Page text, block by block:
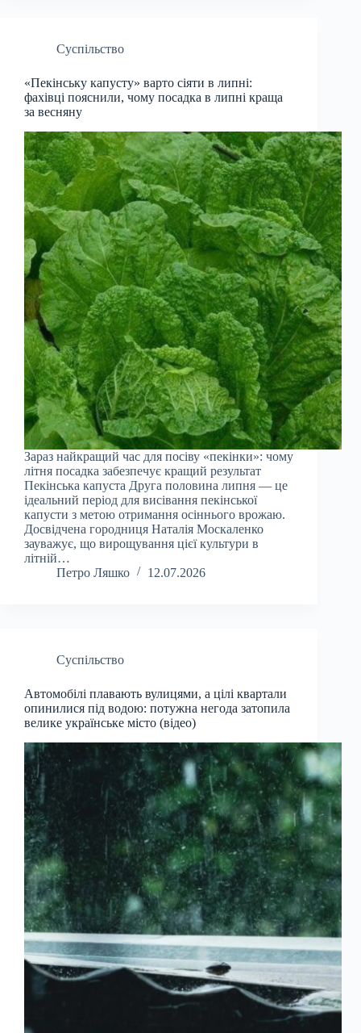
Суспільство
«Пекінську капусту» варто сіяти в липні:
фахівці пояснили, чому посадка в липні краща
за весняну
Зараз найкращий час для посіву «пекінки»: чому
літня посадка забезпечує кращий результат
Пекінська капуста Друга половина липня — це
ідеальний період для висівання пекінської
капусти з метою отримання осіннього врожаю.
Досвідчена городниця Наталія Москаленко
зауважує, що вирощування цієї культури в
літній…
Петро Ляшко
12.07.2026
Суспільство
Автомобілі плавають вулицями, а цілі квартали
опинилися під водою: потужна негода затопила
велике українське місто (відео)